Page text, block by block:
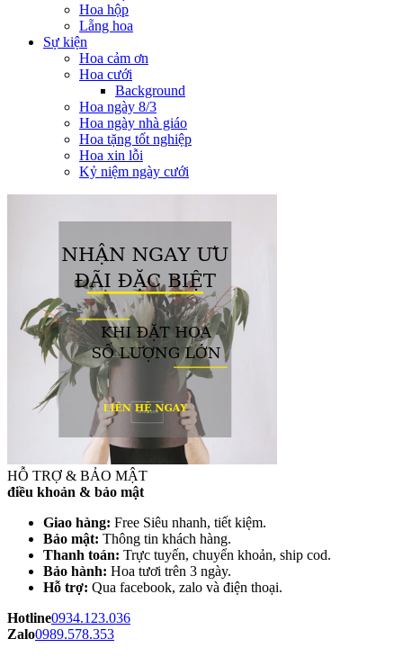
Hoa hộp
Lẵng hoa
Sự kiện
Hoa cảm ơn
Hoa cưới
Background
Hoa ngày 8/3
Hoa ngày nhà giáo
Hoa tặng tốt nghiệp
Hoa xin lỗi
Kỷ niệm ngày cưới
HỖ TRỢ & BẢO MẬT
điều khoản & bảo mật
Giao hàng: Free Siêu nhanh, tiết kiệm.
Bảo mật: Thông tin khách hàng.
Thanh toán: Trực tuyến, chuyển khoản, ship cod.
Bảo hành: Hoa tươi trên 3 ngày.
Hỗ trợ: Qua facebook, zalo và điện thoại.
Hotline0934.123.036
Zalo0989.578.353